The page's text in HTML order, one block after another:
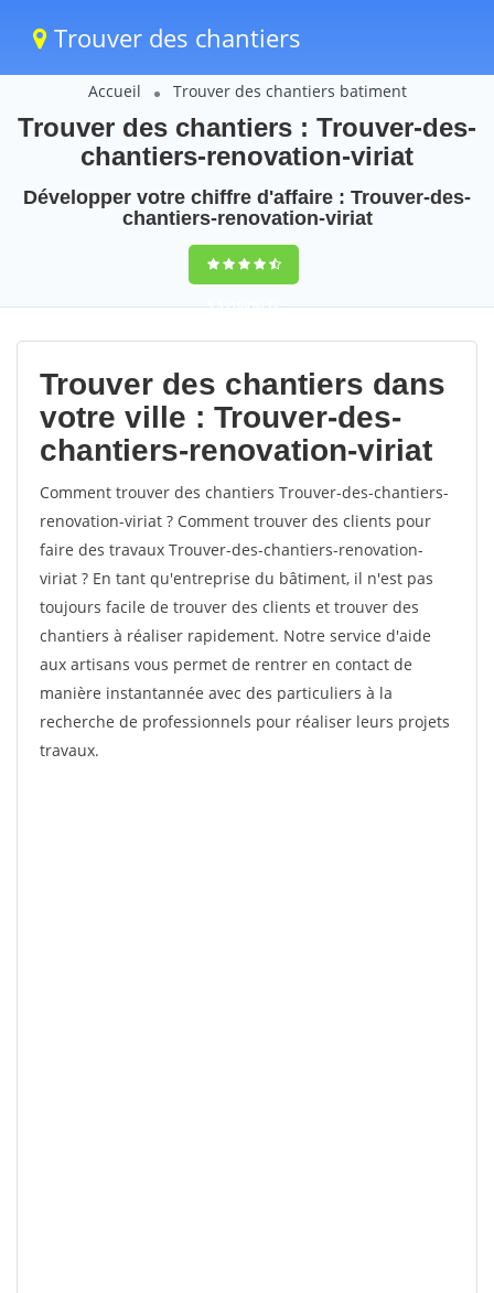
Trouver des chantiers
Accueil Trouver des chantiers batiment
Trouver des chantiers : Trouver-des-
chantiers-renovation-viriat
Développer votre chiffre d'affaire : Trouver-des-
chantiers-renovation-viriat
9,5(100%)72
votes
Trouver des chantiers dans
votre ville : Trouver-des-
chantiers-renovation-viriat
Comment trouver des chantiers Trouver-des-chantiers-
renovation-viriat ? Comment trouver des clients pour
faire des travaux Trouver-des-chantiers-renovation-
viriat ? En tant qu'entreprise du bâtiment, il n'est pas
toujours facile de trouver des clients et trouver des
chantiers à réaliser rapidement. Notre service d'aide
aux artisans vous permet de rentrer en contact de
manière instantannée avec des particuliers à la
recherche de professionnels pour réaliser leurs projets
travaux.